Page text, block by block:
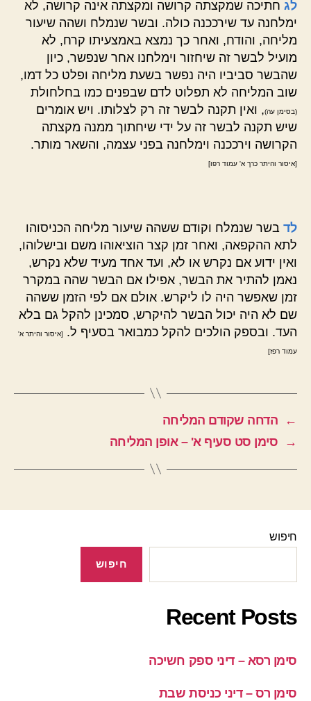
לג חתיכה שמקצתה קרושה ומקצתה אינה קרושה, לא
ימלחנה עד שירככנה כולה. ובשר שנמלח ושהה שיעור
מליחה, והודח, ואחר כך נמצא באמצעיתו קרח, לא
מועיל לבשר זה שיחזור וימלחנו אחר שנפשר, כיון
שהבשר סביביו היה נפשר בשעת מליחה ופלט כל דמו,
שוב המליחה לא תפלוט לדם שבפנים כמו בחלחולת
(בסימן עה), ואין תקנה לבשר זה רק לצלותו. ויש אומרים
שיש תקנה לבשר זה על ידי שיחתוך ממנה מקצתה
הקרושה וירככנה וימלחנה בפני עצמה, והשאר מותר.
[איסור והיתר כרך א' עמוד רפו]
לד בשר שנמלח וקודם ששהה שיעור מליחה הכניסוהו
לתא ההקפאה, ואחר זמן קצר הוציאוהו משם ובישלוהו,
ואין ידוע אם נקרש או לא, ועד אחד מעיד שלא נקרש,
נאמן להתיר את הבשר, אפילו אם הבשר שהה במקרר
זמן שאפשר היה לו ליקרש. אולם אם לפי הזמן ששהה
שם לא היה יכול הבשר להיקרש, סמכינן להקל גם בלא
העד. ובספק הולכים להקל כמבואר בסעיף ל.
[איסור והיתר א'
עמוד רפז]
←
הדחה שקודם המליחה
→
סימן סט סעיף א' – אופן המליחה
חיפוש
חיפוש
Recent Posts
סימן רסא – דיני ספק חשיכה
סימן רס – דיני כניסת שבת